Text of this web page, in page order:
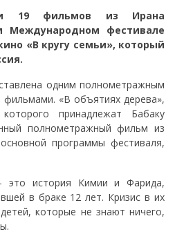
19 фильмов из Ирана
Международном фестивале
«В кругу семьи», который
одним полнометражным
«В объятиях дерева»,
принадлежат Бабаку
полнометражный фильм из
программы фестиваля,
это история Кимии и Фарида,
в браке 12 лет. Кризис в их
которые не знают ничего,